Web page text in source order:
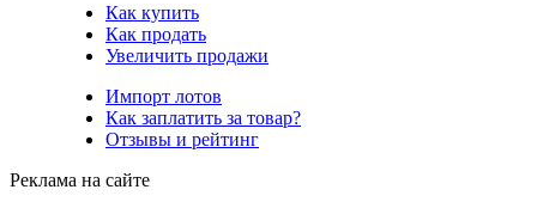
Как купить
Как продать
Увеличить продажи
Импорт лотов
Как заплатить за товар?
Отзывы и рейтинг
Реклама на сайте